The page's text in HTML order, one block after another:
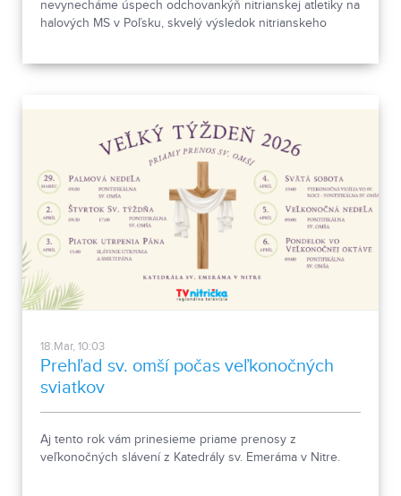
nevynecháme úspech odchovankýň nitrianskej atletiky na
halových MS v Poľsku, skvelý výsledok nitrianskeho
18.Mar, 10:03
Prehľad sv. omší počas veľkonočných
sviatkov
Aj tento rok vám prinesieme priame prenosy z
veľkonočných slávení z Katedrály sv. Emeráma v Nitre.